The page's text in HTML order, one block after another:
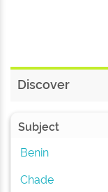
Discover
Subject
Benin
Chade